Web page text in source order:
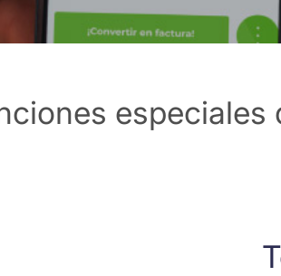
especiales